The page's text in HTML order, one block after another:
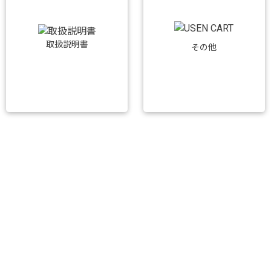
取扱説明書 その他